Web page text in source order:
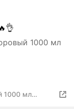
1000 мл
1000 мл